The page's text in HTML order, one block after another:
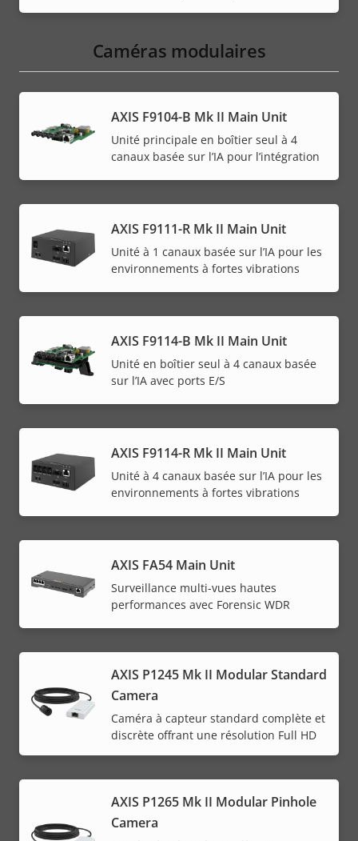
Caméras modulaires
AXIS F9104-B Mk II Main Unit
Unité principale en boîtier seul à 4
canaux basée sur l’IA pour l’intégration
AXIS F9111-R Mk II Main Unit
Unité à 1 canaux basée sur l’IA pour les
environnements à fortes vibrations
AXIS F9114-B Mk II Main Unit
Unité en boîtier seul à 4 canaux basée
sur l’IA avec ports E/S
AXIS F9114-R Mk II Main Unit
Unité à 4 canaux basée sur l’IA pour les
environnements à fortes vibrations
AXIS FA54 Main Unit
Surveillance multi-vues hautes
performances avec Forensic WDR
AXIS P1245 Mk II Modular Standard
Camera
Caméra à capteur standard complète et
discrète offrant une résolution Full HD
AXIS P1265 Mk II Modular Pinhole
Camera